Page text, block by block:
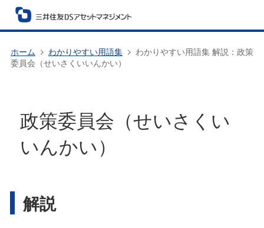
ホーム わかりやすい用語集
わかりやすい用語集 解説：政策
委員会（せいさくいいんかい）
政策委員会（せいさくい
いんかい）
解説